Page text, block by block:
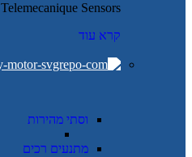
Telemecanique Sensors
קרא עוד
וסתי מהירות
מתנעים רכים